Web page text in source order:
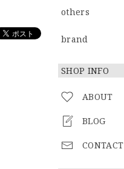
others
brand
SHOP INFO
ABOUT
BLOG
CONTACT